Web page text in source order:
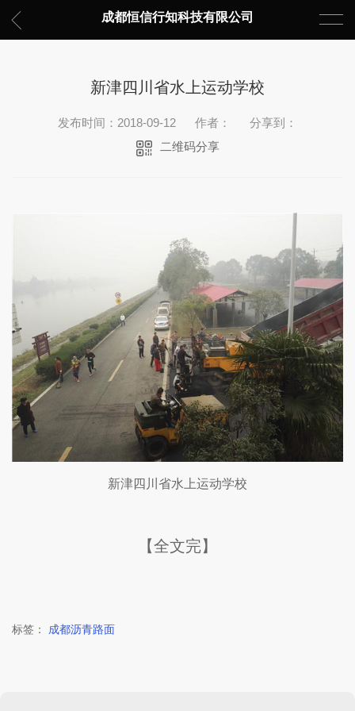
成都恒信行知科技有限公司
新津四川省水上运动学校
发布时间：2018-09-12 作者：
分享到：
二维码分享
新津四川省水上运动学校
【全文完】
标签： 成都沥青路面